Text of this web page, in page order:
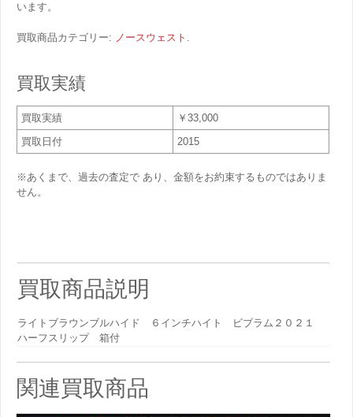
います。
買取商品カテゴリー: ノースウェスト
買取実績
買取実績
￥33,000
買取日付
2015
※あくまで、過去の査定で あり、金額をお約束するものではありま
せん。
買取商品説明
ライトブラウンブルハイド ６インチハイト ビブラム２０２１
ハーフスリップ 箱付
関連買取商品